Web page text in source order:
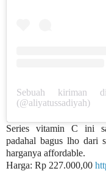
Sebuah kiriman
(@aliyatussadiyah)
Series vitamin C ini
padahal bagus lho dari
harganya affordable.
Harga: Rp 227.000,00